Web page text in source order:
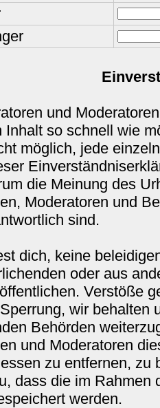
und
Inhalt so schnell wie
möglich, jede
die Meinung des
Moderatoren und
sind.
dich, keine
oder aus
Verstöße
wir behalten
Behörden
und Moderatoren
zu entfernen, zu
dass die im Rahmen
werden.